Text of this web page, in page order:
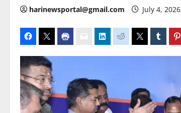
harinewsportal@gmail.com July 4, 2026